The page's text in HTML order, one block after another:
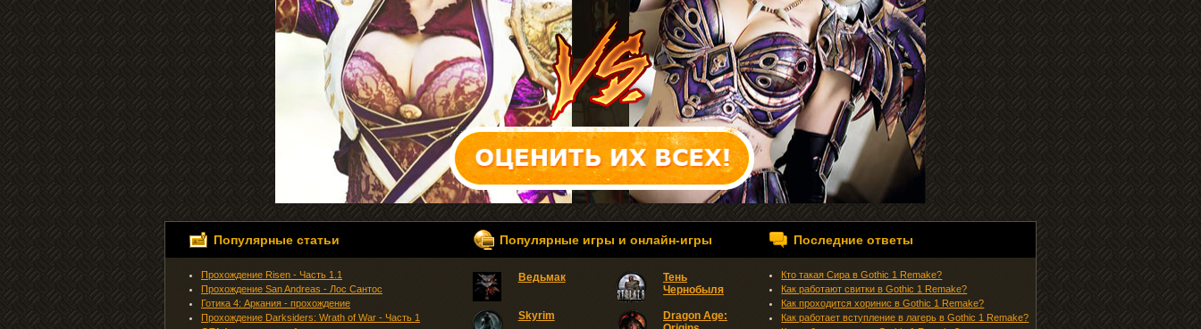
Популярные статьи
Прохождение Risen - Часть 1.1
Прохождение San Andreas - Лос Сантос
Готика 4: Аркания - прохождение
Прохождение Darksiders: Wrath of War - Часть 1
Популярные игры и онлайн-игры
Ведьмак
Тень
Чернобыля
Skyrim
Dragon Age:
Последние ответы
Кто такая Сира в Gothic 1 Remake?
Как работают свитки в Gothic 1 Remake?
Как проходится хоринис в Gothic 1 Remake?
Как работает вступление в лагерь в Gothic 1 Remake?